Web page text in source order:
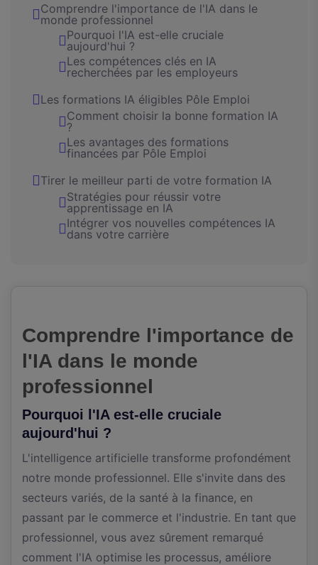
Comprendre l'importance de l'IA dans le
monde professionnel
Pourquoi l'IA est-elle cruciale
aujourd'hui ?
Les compétences clés en IA
recherchées par les employeurs
Les formations IA éligibles Pôle Emploi
Comment choisir la bonne formation IA
?
Les avantages des formations
financées par Pôle Emploi
Tirer le meilleur parti de votre formation IA
Stratégies pour réussir votre
apprentissage en IA
Intégrer vos nouvelles compétences IA
dans votre carrière
Comprendre l'importance de
l'IA dans le monde
professionnel
Pourquoi l'IA est-elle cruciale
aujourd'hui ?
L'intelligence artificielle transforme profondément
notre monde professionnel. Elle s'invite dans des
secteurs variés, de la santé à la finance, en
passant par le commerce et l'industrie. En tant que
professionnel, vous avez sûrement remarqué
comment l'IA optimise les processus, améliore